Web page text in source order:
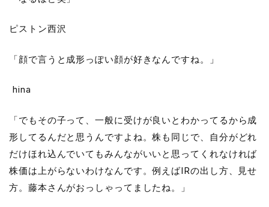
ピストン西沢
「顔で言うと成形っぽい顔が好きなんですね。」
hina
「でもその子って、一般に受けが良いとわかってるから成
形してるんだと思うんですよね。株も同じで、自分がどれ
だけほれ込んでいてもみんながいいと思ってくれなければ
株価は上がらないわけなんです。例えばIRの出し方、見せ
方。藤本さんがおっしゃってましたね。」